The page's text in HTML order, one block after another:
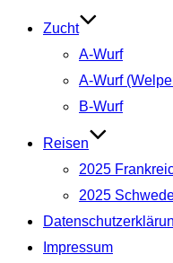
Zucht
A-Wurf
A-Wurf
B-Wurf
Reisen
2025
2025
Impressum